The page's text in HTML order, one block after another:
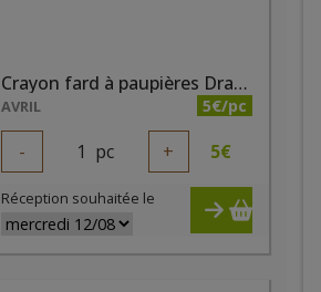
Crayon fard à paupières Dragée nacré bio
AVRIL 5€/pc
- 1 pc + 5€
Réception souhaitée le